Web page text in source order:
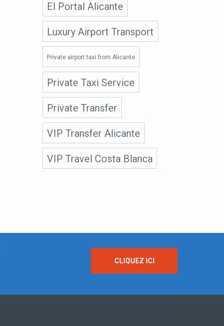
El Portal Alicante
Luxury Airport Transport
Private airport taxi from Alicante
Private Taxi Service
Private Transfer
VIP Transfer Alicante
VIP Travel Costa Blanca
CLIQUEZ ICI